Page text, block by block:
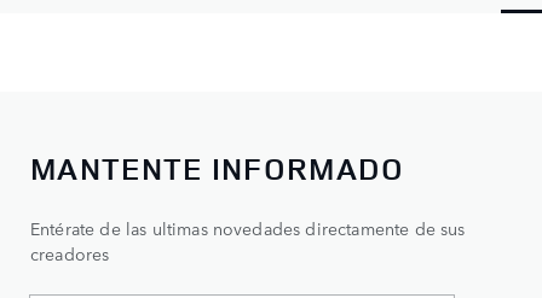
MANTENTE INFORMADO
Entérate de las ultimas novedades directamente de sus
creadores